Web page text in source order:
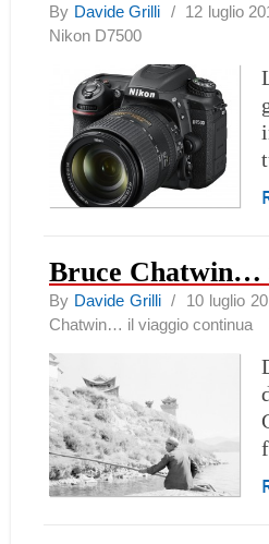
By Davide Grilli / 12 luglio
Nikon D7500
Bruce Chatwin…
By Davide Grilli/ 10 luglio
Chatwin… il viaggio continua